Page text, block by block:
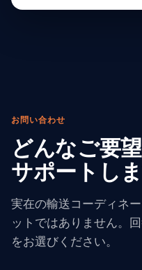
お問い合わせ
どんなご要
サポートしま
実在の輸送コーディネ
ットではありません。
をお選びください。